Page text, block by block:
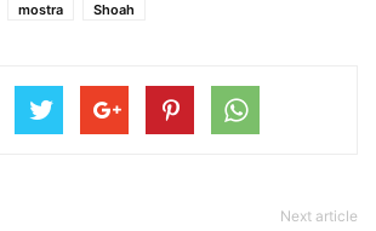
mostra Shoah
Next article